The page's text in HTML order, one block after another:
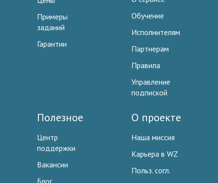
Примеры
заданий
Гарантии
Обучение
Исполнителям
Партнерам
Правила
Управление
подпиской
Полезное
Центр
поддержки
Вакансии
О проекте
Наша миссия
Карьера в WZ
Польз. согл.